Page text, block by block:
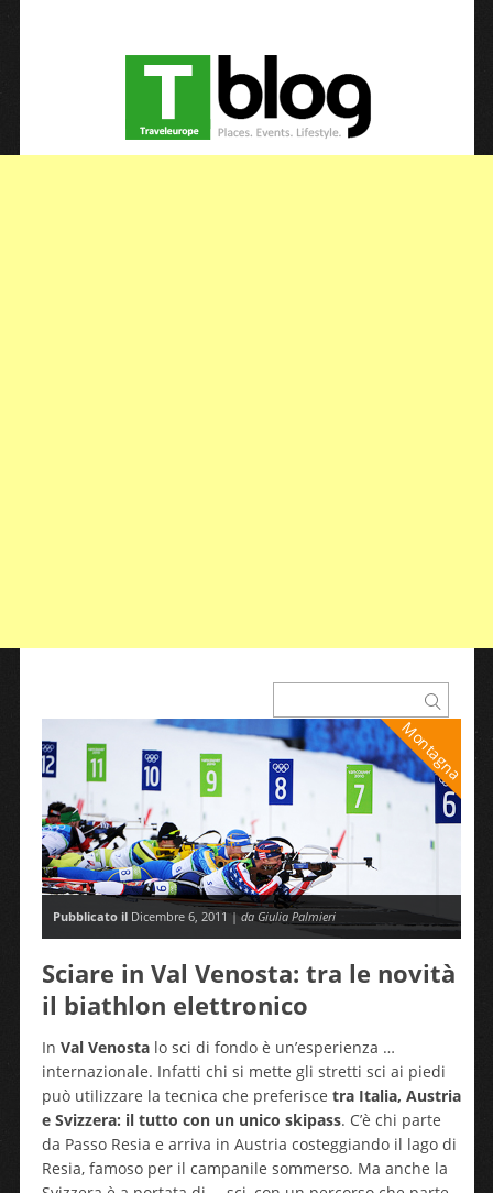
Montagna
Pubblicato ilDicembre 6, 2011 | da Giulia Palmieri
Sciare in Val Venosta: tra le novità
il biathlon elettronico
In Val Venostalo sci di fondo è un’esperienza …
internazionale. Infatti chi si mette gli stretti sci ai piedi
può utilizzare la tecnica che preferisce tra Italia, Austria
e Svizzera: il tutto con un unico skipass. C’è chi parte
da Passo Resia e arriva in Austria costeggiando il lago di
Resia, famoso per il campanile sommerso. Ma anche la